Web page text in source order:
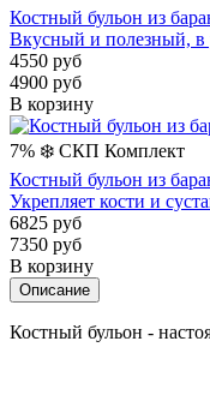
Костный бульон из
Вкусный и полезный, в
4550 руб
4900 руб
В корзину
7% ❄️ СКП Комплект
Костный бульон из
Укрепляет кости и
6825 руб
7350 руб
В корзину
Описание
Костный бульон -